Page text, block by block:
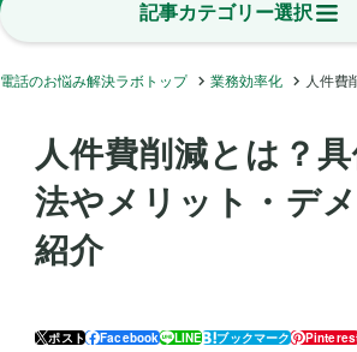
記事カテゴリー選択
電話のお悩み解決ラボトップ 業務効率化
人件費削減とは？
法やメリット・デ
紹介
ポスト Facebook LINE ブックマーク